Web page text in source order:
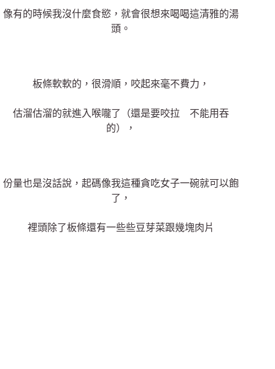
像有的時候我沒什麼食慾，就會很想來喝喝這清雅的湯
頭。
板條軟軟的，很滑順，咬起來毫不費力，
估溜估溜的就進入喉嚨了（還是要咬拉 不能用吞
的），
份量也是沒話說，起碼像我這種貪吃女子一碗就可以飽
了，
裡頭除了板條還有一些些豆芽菜跟幾塊肉片